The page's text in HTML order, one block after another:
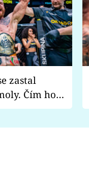
Čím ho